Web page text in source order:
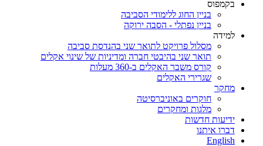
בקמפוס
בניין החוג ללימודי הסביבה
בניין נפתלי - הסבה ירוקה
למידה
מסלול פרויקט לתואר שני בהנדסת סביבה
תואר שני בהיבטי חברה ומדיניות של שינוי אקלים
קורס משבר האקלים ב-360 מעלות
שגרירי האקלים
מחקר
חוקרים באוניברסיטה
מלגות ומחקרים
ידיעות חדשות
דברו איתנו
English